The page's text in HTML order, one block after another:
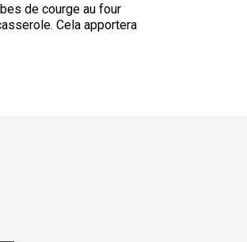
de courge au four
Cela apportera